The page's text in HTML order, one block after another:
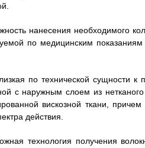
нанесения необходимого
по медицинским показаниям
по технической сущности
с наружным слоем из
вискозной ткани,
действия.
технология получения